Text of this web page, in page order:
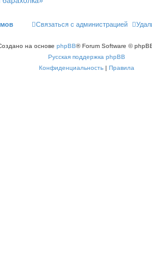
Связаться с администрацией
на основе phpBB® Forum Software ©
Русская поддержка phpBB
Конфиденциальность | Правила